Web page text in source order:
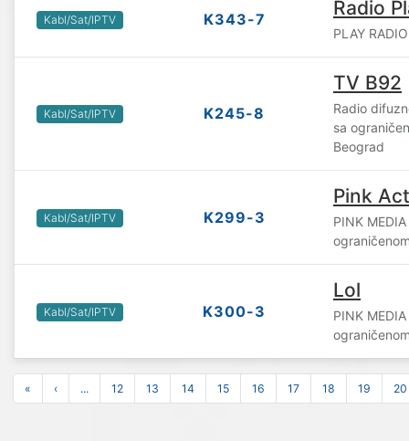
Kabl/Sat/IPTV K343-7 Radio
PLAY
Kabl/Sat/IPTV K245-8
TV B92
Radio
sa
Beograd
Kabl/Sat/IPTV K299-3
Pink
PINK
Kabl/Sat/IPTV K300-3
Lol
PINK
« ‹ ... 12 13 14 15 16 17 18 19 20